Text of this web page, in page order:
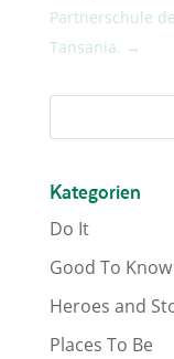
Partnerschule
Tansania. →
Kategorien
Do It
Good To Know
Heroes and
Places To Be